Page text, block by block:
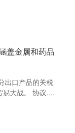
盖金属和药品
出口产品的关税
易大战。 协议....